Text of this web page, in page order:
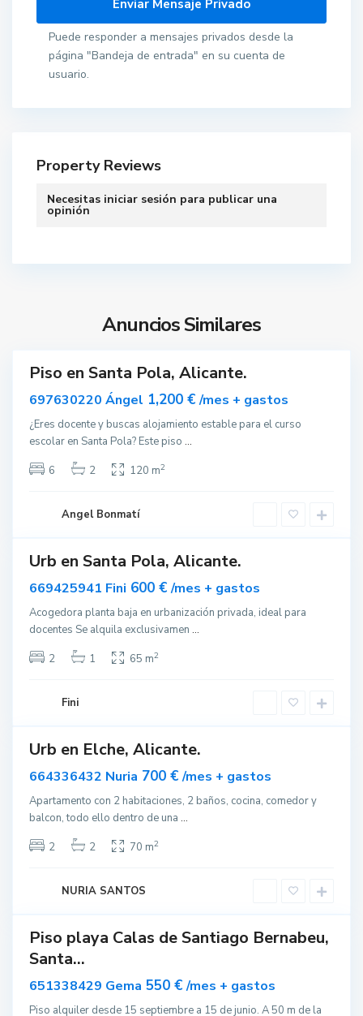
Puede responder a mensajes privados desde la
página "Bandeja de entrada" en su cuenta de
usuario.
Property Reviews
Necesitas iniciar sesión para publicar una
opinión
Anuncios Similares
Piso en Santa Pola, Alicante.
697630220 Ángel 1,200 €/mes + gastos
¿Eres docente y buscas alojamiento estable para el curso
escolar en Santa Pola? Este piso ...
6
2 120 m2
Angel Bonmatí
S
a
t
a
P
Urb en Santa Pola, Alicante.
669425941 Fini 600 €/mes + gastos
Acogedora planta baja en urbanización privada, ideal para
docentes Se alquila exclusivamen ...
2
1 65 m2
Fini
S
a
t
a
P
Urb en Elche, Alicante.
664336432 Nuria 700 €/mes + gastos
Apartamento con 2 habitaciones, 2 baños, cocina, comedor y
balcon, todo ello dentro de una ...
2
2 70 m2
NURIA SANTOS
S
a
t
a
P
Piso playa Calas de Santiago Bernabeu,
Santa...
651338429 Gema 550 €/mes + gastos
Piso alquiler desde 15 septiembre a 15 de junio. A 50 m de la